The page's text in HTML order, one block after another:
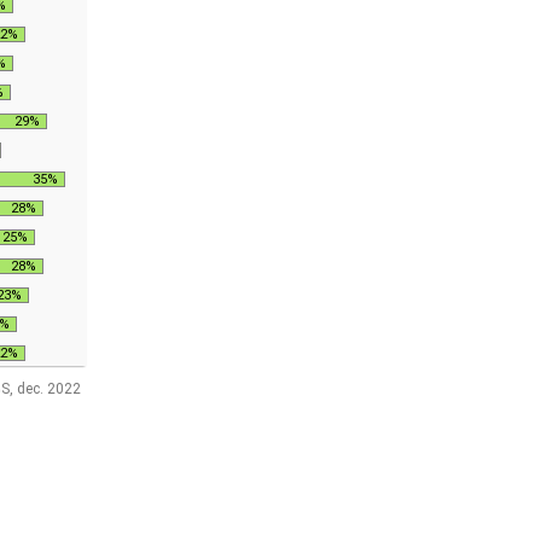
29%
35%
28%
25%
28%
dec. 2022